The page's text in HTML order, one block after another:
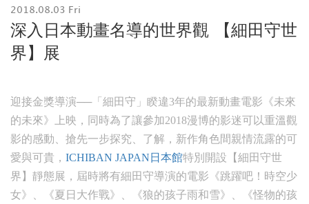
2018.08.03 Fri
深入日本動畫名導的世界觀 【細田守世
界】展
迎接金獎導演──「細田守」睽違3年的最新動畫電影《未來
的未來》上映，同時為了讓參加2018漫博的影迷可以重溫觀
影的感動、搶先一步探究、了解，新作角色間親情流露的可
愛與可貴， ICHIBAN JAPAN日本館特別開設【細田守世
界】靜態展，屆時將有細田守導演的電影《跳躍吧！時空少
女》、《夏日大作戰》、《狼的孩子雨和雪》、《怪物的孩